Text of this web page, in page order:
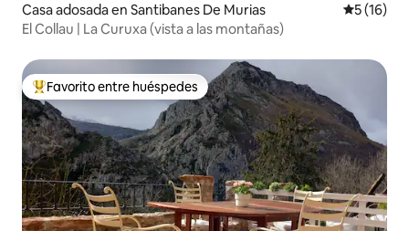
Casa adosada en Santibanes De Murias
5 (16)
El Collau | La Curuxa (vista a las montañas)
Favorito entre huéspedes preferido
Favorito entre huéspedes